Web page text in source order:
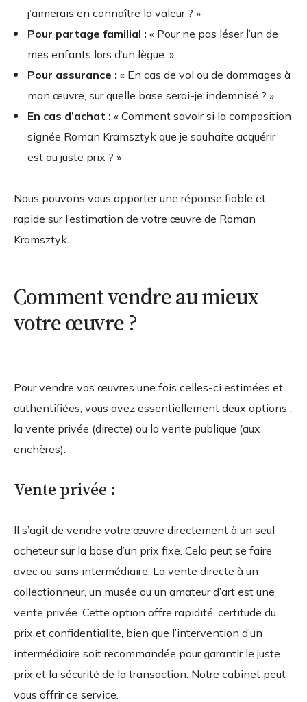
j’aimerais en connaître la valeur ? »
Pour partage familial : « Pour ne pas léser l’un de
mes enfants lors d’un lègue. »
Pour assurance : « En cas de vol ou de dommages à
mon œuvre, sur quelle base serai-je indemnisé ? »
En cas d’achat : « Comment savoir si la composition
signée Roman Kramsztyk que je souhaite acquérir
est au juste prix ? »
Nous pouvons vous apporter une réponse fiable et
rapide sur l’estimation de votre œuvre de Roman
Kramsztyk.
Comment vendre au mieux
votre œuvre ?
Pour vendre vos œuvres une fois celles-ci estimées et
authentifiées, vous avez essentiellement deux options :
la vente privée (directe) ou la vente publique (aux
enchères).
Vente privée :
Il s’agit de vendre votre œuvre directement à un seul
acheteur sur la base d’un prix fixe. Cela peut se faire
avec ou sans intermédiaire. La vente directe à un
collectionneur, un musée ou un amateur d’art est une
vente privée. Cette option offre rapidité, certitude du
prix et confidentialité, bien que l’intervention d’un
intermédiaire soit recommandée pour garantir le juste
prix et la sécurité de la transaction. Notre cabinet peut
vous offrir ce service.